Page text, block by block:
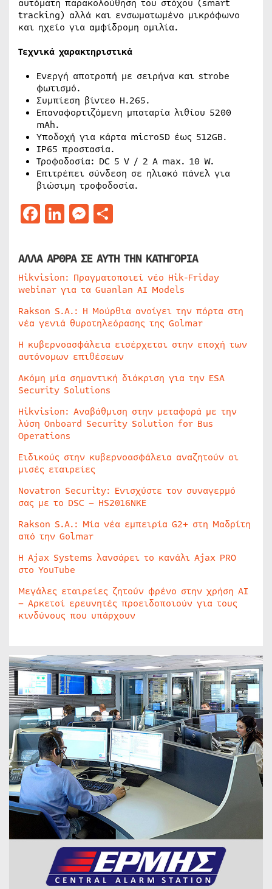
αυτόματη παρακολούθηση του στόχου (smart
tracking) αλλά και ενσωματωμένο μικρόφωνο
και ηχείο για αμφίδρομη ομιλία.
Τεχνικά χαρακτηριστικά
Ενεργή αποτροπή με σειρήνα και strobe
φωτισμό.
Συμπίεση βίντεο H.265.
Επαναφορτιζόμενη μπαταρία λιθίου 5200
mAh.
Υποδοχή για κάρτα microSD έως 512GB.
IP65 προστασία.
Τροφοδοσία: DC 5 V / 2 A max. 10 W.
Επιτρέπει σύνδεση σε ηλιακό πάνελ για
βιώσιμη τροφοδοσία.
Facebook
LinkedIn
Messenger
ΑΛΛΑ ΑΡΘΡΑ ΣΕ ΑΥΤΗ ΤΗΝ ΚΑΤΗΓΟΡΙΑ
Hikvision: Πραγματοποιεί νέο Hik-Friday
webinar για τα Guanlan AI Models
Rakson S.A.: Η Μούρθια ανοίγει την πόρτα στη
νέα γενιά θυροτηλεόρασης της Golmar
Η κυβερνοασφάλεια εισέρχεται στην εποχή των
αυτόνομων επιθέσεων
Ακόμη μία σημαντική διάκριση για την ESA
Security Solutions
Hikvision: Αναβάθμιση στην μεταφορά με την
λύση Onboard Security Solution for Bus
Operations
Ειδικούς στην κυβερνοασφάλεια αναζητούν οι
μισές εταιρείες
Novatron Security: Ενισχύστε τον συναγερμό
σας με το DSC – HS2016NKE
Rakson S.A.: Μία νέα εμπειρία G2+ στη Μαδρίτη
από την Golmar
Η Ajax Systems λανσάρει το κανάλι Ajax PRO
στο YouTube
Μεγάλες εταιρείες ζητούν φρένο στην χρήση AI
– Αρκετοί ερευνητές προειδοποιούν για τους
κινδύνους που υπάρχουν